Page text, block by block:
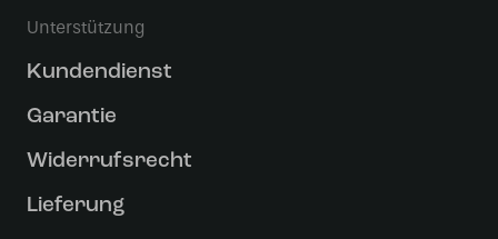
Unterstützung
Kundendienst
Garantie
Widerrufsrecht
Lieferung